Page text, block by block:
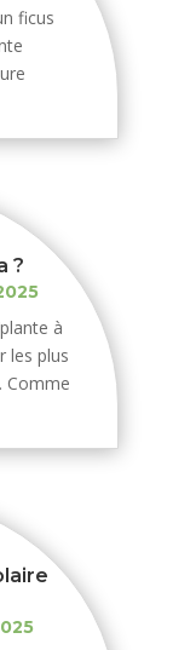
ficus
?
à
les plus
Comme